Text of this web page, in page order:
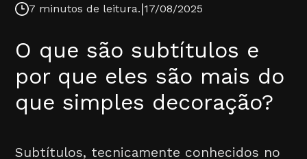
7 minutos de leitura.|17/08/2025
O que são subtítulos e
por que eles são mais do
que simples decoração?
Subtítulos, tecnicamente conhecidos no